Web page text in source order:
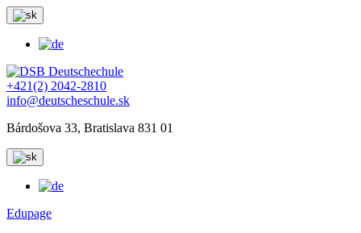
+421(2) 2042-2810
info@deutscheschule.sk
Bárdošova 33, Bratislava 831 01
Edupage